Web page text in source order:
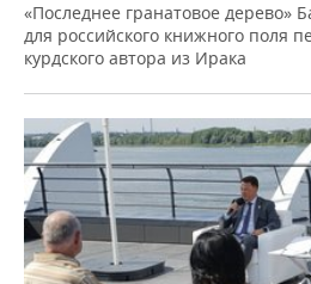
«Последнее гранатовое дерево»
для российского книжного поля
курдского автора из Ирака